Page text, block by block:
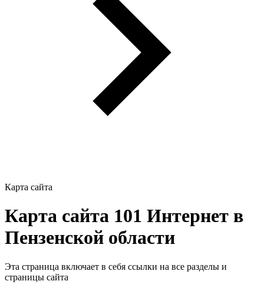
Карта сайта
Карта сайта 101 Интернет в
Пензенской области
Эта страница включает в себя ссылки на все разделы и
страницы сайта